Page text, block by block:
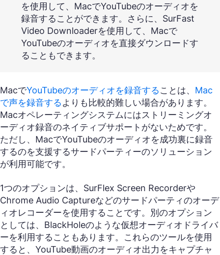
を使用して、MacでYouTubeのオーディオを
録音することができます。さらに、SurFast
Video Downloaderを使用して、Macで
YouTubeのオーディオを直接ダウンロードす
ることもできます。
MacでYouTubeのオーディオを録音することは、 Mac
で声を録音するよりも比較的難しい場合があります。
Macオペレーティングシステムにはストリーミングオ
ーディオ録音のネイティブサポートがないためです。
ただし、MacでYouTubeのオーディオを成功裏に録音
するのを支援するサードパーティーのソリューション
が利用可能です。
1つのオプションは、SurFlex Screen Recorderや
Chrome Audio Captureなどのサードパーティのオーデ
ィオレコーダーを使用することです。別のオプション
としては、BlackHoleのような仮想オーディオドライバ
ーを利用することもあります。これらのツールを使用
すると、YouTube動画のオーディオ出力をキャプチャ